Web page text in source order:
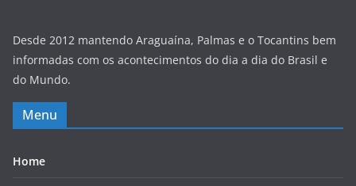
Desde 2012 mantendo Araguaína, Palmas e o Tocantins bem
informadas com os acontecimentos do dia a dia do Brasil e
do Mundo.
Menu
Home